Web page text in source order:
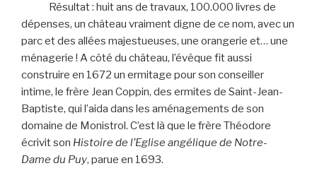
Résultat : huit ans de travaux, 100.000 livres de
dépenses, un château vraiment digne de ce nom, avec un
parc et des allées majestueuses, une orangerie et… une
ménagerie ! A côté du château, l’évêque fit aussi
construire en 1672 un ermitage pour son conseiller
intime, le frère Jean Coppin, des ermites de Saint-Jean-
Baptiste, qui l’aida dans les aménagements de son
domaine de Monistrol. C’est là que le frère Théodore
écrivit son Histoire de l’Eglise angélique de Notre-
Dame du Puy, parue en 1693.